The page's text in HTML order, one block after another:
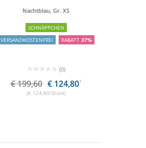
Nachtblau, Gr. XS
SCHNÄPPCHEN
VERSANDKOSTENFREI
RABATT 37%
(0)
€ 199,60 € 124,801
(€ 124,80/Stück)